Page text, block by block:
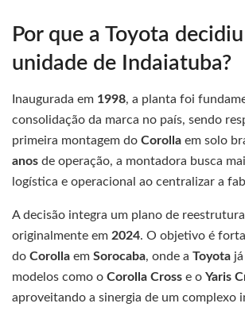
Por que a Toyota
unidade de Indaiatuba?
Inaugurada em 1998, a planta foi
consolidação da marca no país, sendo
primeira montagem do Corolla em solo
anos de operação, a montadora busca
logística e operacional ao centralizar a
A decisão integra um plano de
originalmente em 2024. O objetivo é
do Corolla em Sorocaba, onde a Toyota
modelos como o Corolla Cross e o Yaris
aproveitando a sinergia de um complexo